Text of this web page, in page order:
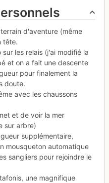
d'aventure (même
tête.
les relais (j'ai modifié la
et on a fait une descente
pour finalement la
doute.
avec les chaussons
et de voir la mer
sur arbre)
supplémentaire,
mousqueton automatique
sangliers pour rejoindre le
une magnifique